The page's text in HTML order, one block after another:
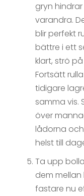
gryn
varandra.
blir perfekt
bättre i ett
klart, strö
Fortsätt
tidigare
samma vis.
över
lådorna
helst till
Ta upp
dem
fastare nu